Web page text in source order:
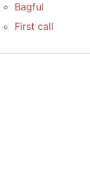
Bagful
First call